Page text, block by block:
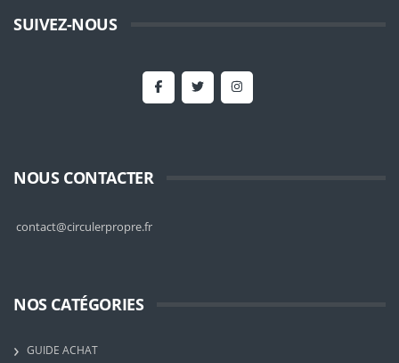
SUIVEZ-NOUS
NOUS CONTACTER
contact@circulerpropre.fr
NOS CATÉGORIES
GUIDE ACHAT